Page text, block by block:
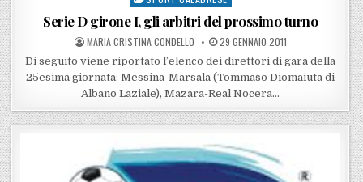
Serie D girone I, gli arbitri del prossimo turno
POSTED BY
MARIA CRISTINA CONDELLO POSTED ON
29 GENNAIO 2011
Di seguito viene riportato l’elenco dei direttori di gara della
25esima giornata: Messina-Marsala (Tommaso Diomaiuta di
Albano Laziale), Mazara-Real Nocera…